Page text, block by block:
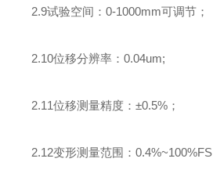
2.9试验空间： 0-1000mm可调节；
2.10位移分辨率： 0.04um;
2.11位移测量精度：±0.5% ；
2.12变形测量范围： 0.4%~100%FS